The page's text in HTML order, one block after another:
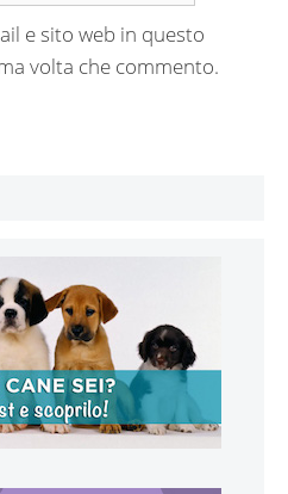
e sito web in questo
volta che commento.